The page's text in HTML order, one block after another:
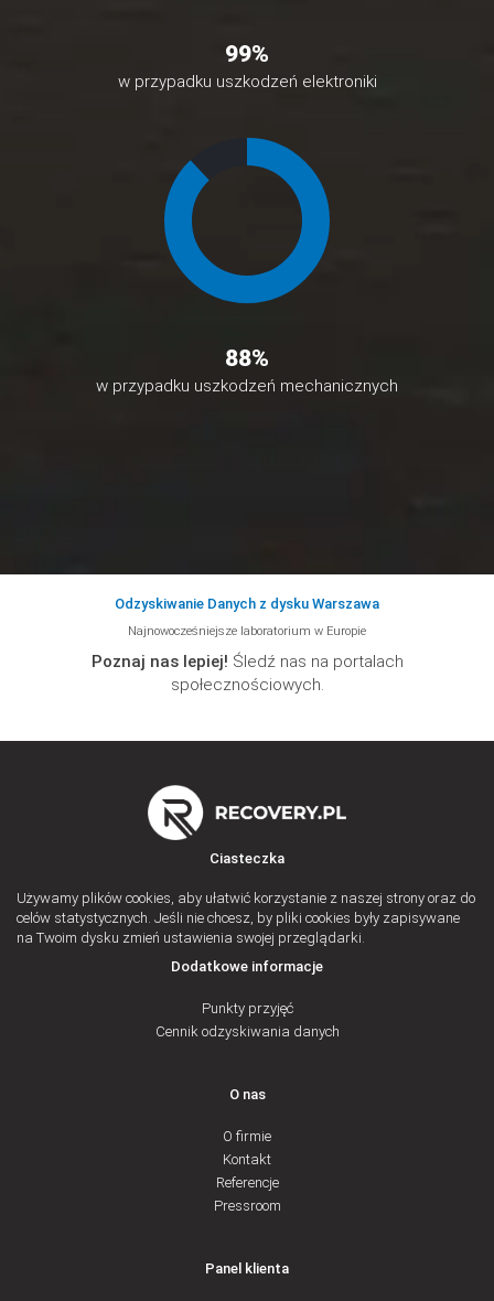
99%
w przypadku uszkodzeń elektroniki
88%
w przypadku uszkodzeń mechanicznych
Odzyskiwanie Danych z dysku Warszawa
Najnowocześniejsze laboratorium w Europie
Poznaj nas lepiej! Śledź nas na portalach
społecznościowych.
Ciasteczka
Używamy plików cookies, aby ułatwić korzystanie z naszej strony oraz do
celów statystycznych. Jeśli nie chcesz, by pliki cookies były zapisywane
na Twoim dysku zmień ustawienia swojej przeglądarki.
Dodatkowe informacje
Punkty przyjęć
Cennik odzyskiwania danych
O nas
O firmie
Kontakt
Referencje
Pressroom
Panel klienta